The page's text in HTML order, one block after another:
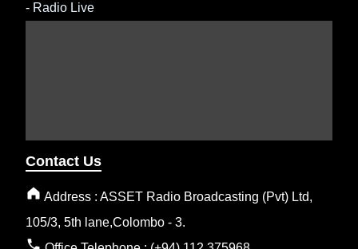
- Radio Live
Contact Us
Address : ASSET Radio Broadcasting (Pvt) Ltd,
105/3, 5th lane,Colombo - 3.